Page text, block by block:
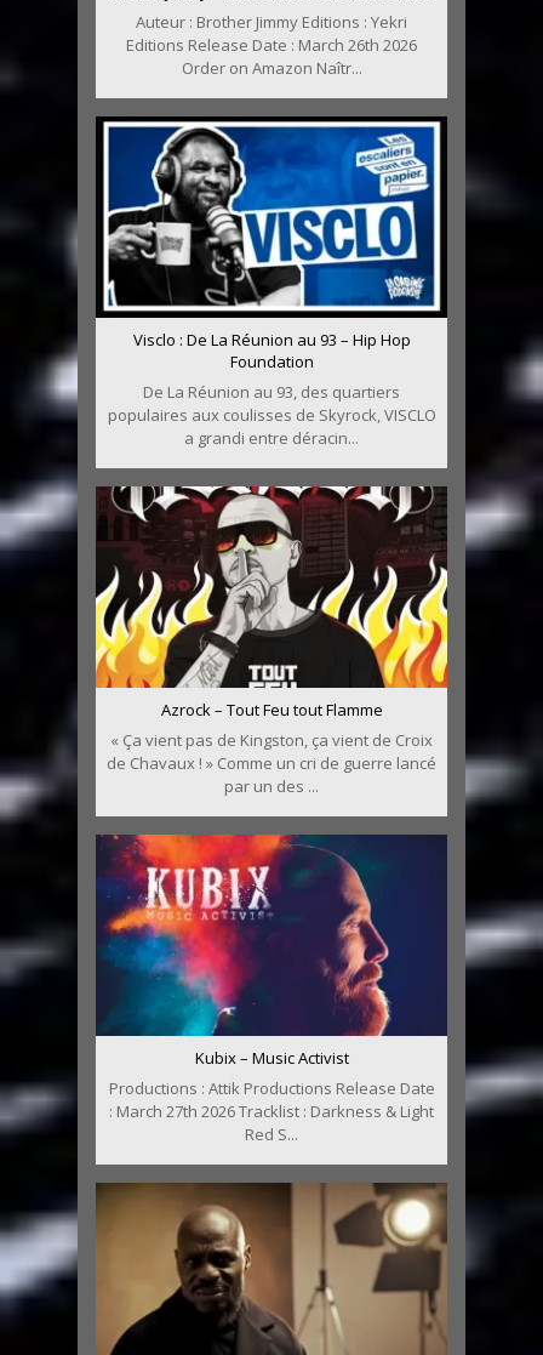
Auteur : Brother Jimmy Editions : Yekri
Editions Release Date : March 26th 2026
Order on Amazon Naîtr...
Visclo : De La Réunion au 93 – Hip Hop
Foundation
De La Réunion au 93, des quartiers
populaires aux coulisses de Skyrock, VISCLO
a grandi entre déracin...
Azrock – Tout Feu tout Flamme
« Ça vient pas de Kingston, ça vient de Croix
de Chavaux ! » Comme un cri de guerre lancé
par un des ...
Kubix – Music Activist
Productions : Attik Productions Release Date
: March 27th 2026 Tracklist : Darkness & Light
Red S...